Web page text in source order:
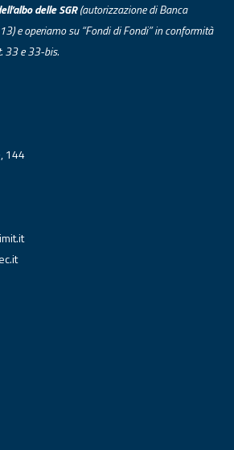
delleSGR(autorizzazione di Banca
e operiamo su “Fondi di Fondi” in conformità
33 e 33-bis.
144